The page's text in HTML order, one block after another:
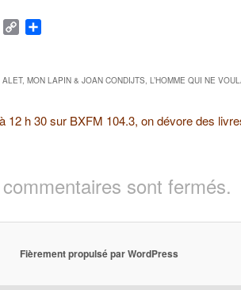
Print Copy
ALET, MON LAPIN & JOAN CONDIJTS, L’HOMME QUI NE
12 h 30 sur BXFM 104.3, on dévore des
sont fermés.
Fièrement propulsé par WordPress